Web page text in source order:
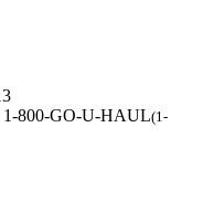
1-800-GO-U-HAUL(1-